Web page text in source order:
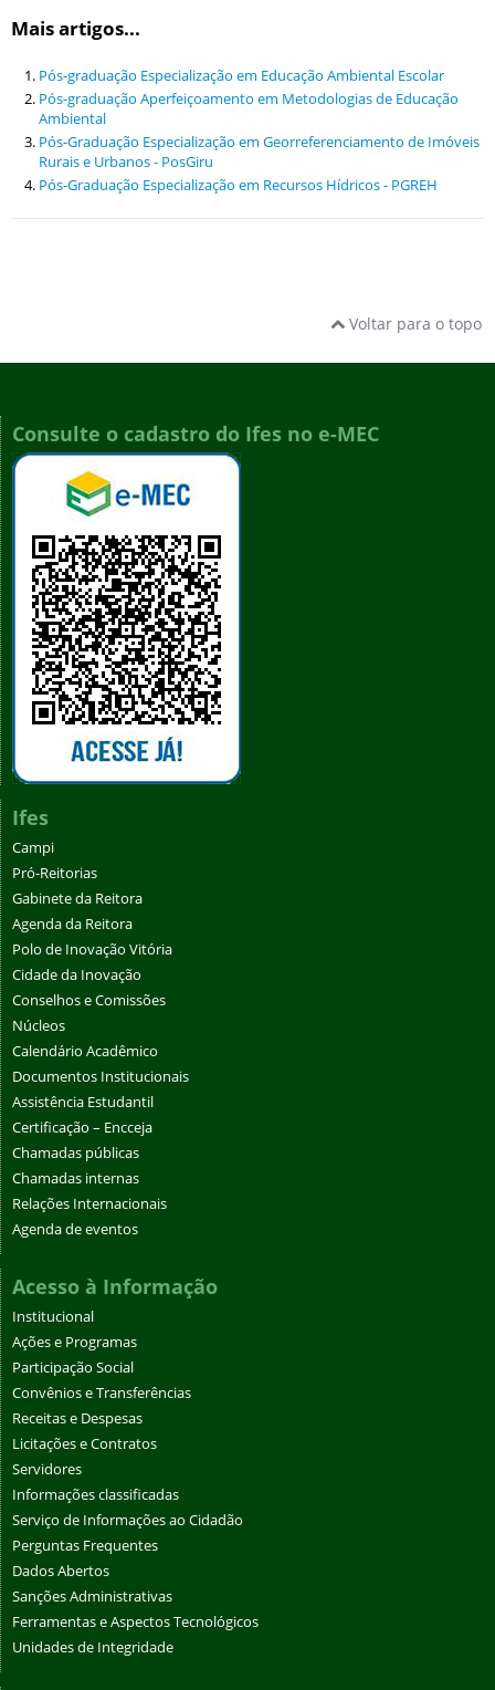
Mais artigos...
Pós-graduação Especialização em Educação Ambiental Escolar
Pós-graduação Aperfeiçoamento em Metodologias de Educação
Ambiental
Pós-Graduação Especialização em Georreferenciamento de Imóveis
Rurais e Urbanos - PosGiru
Pós-Graduação Especialização em Recursos Hídricos - PGREH
Voltar para o topo
Consulte o cadastro do Ifes no e-MEC
Ifes
Campi
Pró-Reitorias
Gabinete da Reitora
Agenda da Reitora
Polo de Inovação Vitória
Cidade da Inovação
Conselhos e Comissões
Núcleos
Calendário Acadêmico
Documentos Institucionais
Assistência Estudantil
Certificação – Encceja
Chamadas públicas
Chamadas internas
Relações Internacionais
Agenda de eventos
Acesso à Informação
Institucional
Ações e Programas
Participação Social
Convênios e Transferências
Receitas e Despesas
Licitações e Contratos
Servidores
Informações classificadas
Serviço de Informações ao Cidadão
Perguntas Frequentes
Dados Abertos
Sanções Administrativas
Ferramentas e Aspectos Tecnológicos
Unidades de Integridade